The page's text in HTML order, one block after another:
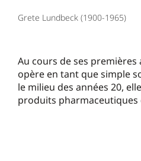
Grete Lundbeck (1900-1965)
Au cours de ses
opère en tant que simple
le milieu des années 20,
produits pharmaceutiques